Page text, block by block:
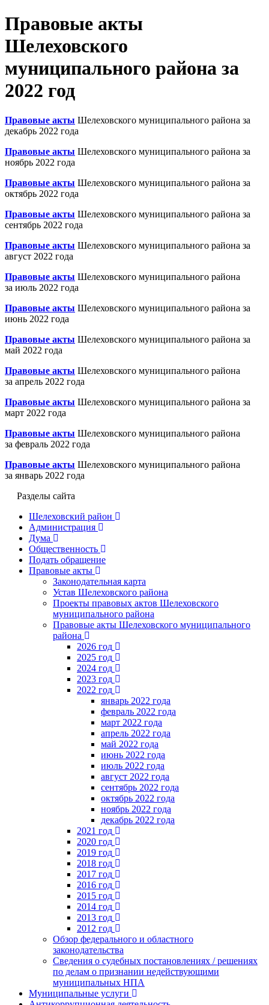
Правовые акты
Шелеховского
муниципального района за
2022 год
Правовые акты Шелеховского муниципального района за
декабрь 2022 года
Правовые акты Шелеховского муниципального района за
ноябрь 2022 года
Правовые акты Шелеховского муниципального района за
октябрь 2022 года
Правовые акты Шелеховского муниципального района за
сентябрь 2022 года
Правовые акты Шелеховского муниципального района за
август 2022 года
Правовые акты Шелеховского муниципального района
за июль 2022 года
Правовые акты Шелеховского муниципального района за
июнь 2022 года
Правовые акты Шелеховского муниципального района за
май 2022 года
Правовые акты Шелеховского муниципального района
за апрель 2022 года
Правовые акты Шелеховского муниципального района за
март 2022 года
Правовые акты Шелеховского муниципального района
за февраль 2022 года
Правовые акты Шелеховского муниципального района
за январь 2022 года
Разделы сайта
Шелеховский район
Администрация
Дума
Общественность
Подать обращение
Правовые акты
Законодательная карта
Устав Шелеховского района
Проекты правовых актов Шелеховского
муниципального района
Правовые акты Шелеховского муниципального
района
2026 год
2025 год
2024 год
2023 год
2022 год
январь 2022 года
февраль 2022 года
март 2022 года
апрель 2022 года
май 2022 года
июнь 2022 года
июль 2022 года
август 2022 года
сентябрь 2022 года
октябрь 2022 года
ноябрь 2022 года
декабрь 2022 года
2021 год
2020 год
2019 год
2018 год
2017 год
2016 год
2015 год
2014 год
2013 год
2012 год
Обзор федерального и областного
законодательства
Сведения о судебных постановлениях / решениях
по делам о признании недействующими
муниципальных НПА
Муниципальные услуги